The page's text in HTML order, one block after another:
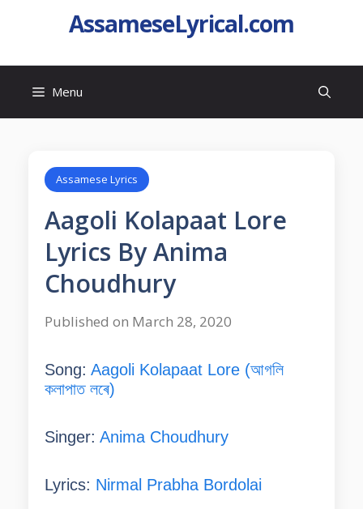
AssameseLyrical.com
Menu
Assamese Lyrics
Aagoli Kolapaat Lore
Lyrics By Anima
Choudhury
Published on March 28, 2020
Song: Aagoli Kolapaat Lore (আগলি
কলাপাত লৰে)
Singer: Anima Choudhury
Lyrics: Nirmal Prabha Bordolai